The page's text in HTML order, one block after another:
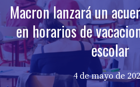
Macron lanzará un
en horarios de
escolar
4 de mayo de